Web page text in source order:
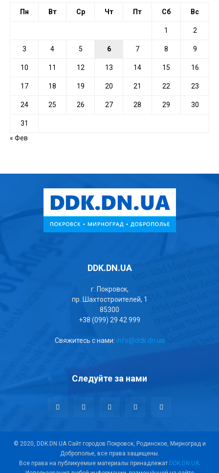
Пн Вт Ср Чт Пт Сб Вс
1 2
3 4 5 6 7 8 9
10 11 12 13 14 15 16
17 18 19 20 21 22 23
24 25 26 27 28 29 30
31
« Фев
DDK.DN.UA
г. Покровск,
пр. Шахтостроителей, 1
85300
+38 (099) 29 42 999
Свяжитесь с нами: info@ddk.dn.ua
Следуйте за нами
© 2020, DDK.DN.UA Сайт городов Покровск, Родинское, Мирноград и
Доброполье, все права защищены.
Все права на публикуемые материалы принадлежат DDK.DN.UA.